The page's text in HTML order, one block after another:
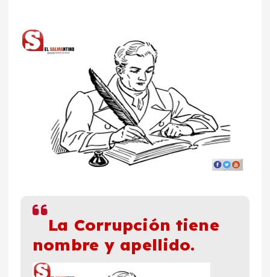
La Corrupción tiene
nombre y apellido.